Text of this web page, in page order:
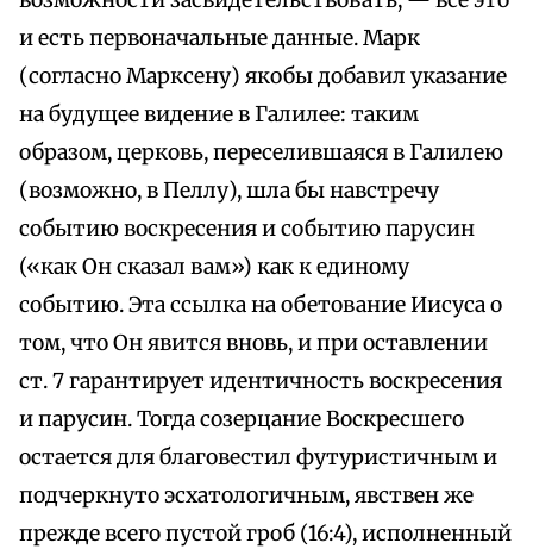
и есть первоначальные данные. Марк
(согласно Марксену) якобы добавил указание
на будущее видение в Галилее: таким
образом, церковь, переселившаяся в Галилею
(возможно, в Пеллу), шла бы навстречу
событию воскресения и событию парусин
(«как Он сказал вам») как к единому
событию. Эта ссылка на обетование Иисуса о
том, что Он явится вновь, и при оставлении
ст. 7 гарантирует идентичность воскресения
и парусин. Тогда созерцание Воскресшего
остается для благовестил футуристичным и
подчеркнуто эсхатологичным, явствен же
прежде всего пустой гроб (16:4), исполненный